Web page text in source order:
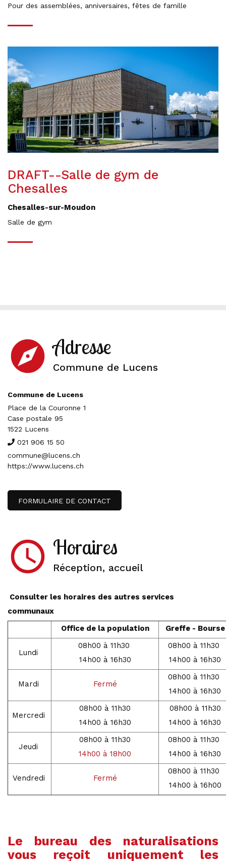
Pour des assemblées, anniversaires, fêtes de famille
DRAFT--Salle de gym de
Chesalles
Chesalles-sur-Moudon
Salle de gym
explore Adresse
Commune de Lucens
Commune de Lucens
Place de la Couronne 1
Case postale 95
1522 Lucens
021 906 15 50
commune@lucens.ch
https://www.lucens.ch
FORMULAIRE DE CONTACT
access_time Horaires
Réception, accueil
Consulter les horaires des autres services
communaux
Office de la population
Greffe - Bourse
Lundi
08h00 à 11h30
14h00 à 16h30
08h00 à 11h30
14h00 à 16h30
Mardi Fermé
08h00 à 11h30
14h00 à 16h30
Mercredi
08h00 à 11h30
14h00 à 16h30
08h00 à 11h30
14h00 à 16h30
Jeudi
08h00 à 11h30
14h00 à 18h00
08h00 à 11h30
14h00 à 16h30
Vendredi Fermé
08h00 à 11h30
14h00 à 16h00
Le bureau des naturalisations
vous reçoit uniquement les